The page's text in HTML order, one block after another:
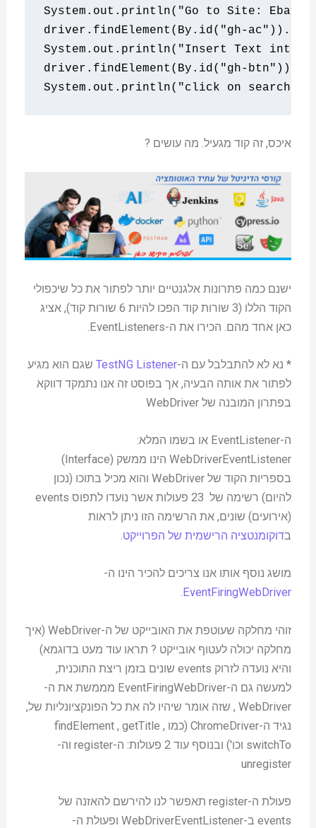
System . out . println( "Go to Site:
driver . findElement ( By . id ( "gh-ac" )).
System . out . println( "Insert Text into
driver . findElement ( By . id ( "gh-btn" )).
System . out . println( "click on search
איכס, זה קוד מגעיל. מה עושים ?
ישנם כמה פתרונות אלגנטיים יותר לפתור את כל שיכפולי
הקוד הללו (3 שורות קוד הפכו להיות 6 שורות קוד), אציג
כאן אחד מהם. הכירו את ה-EventListeners.
* נא לא להתבלבל עם ה-TestNG Listener שגם הוא מגיע
לפתור את אותה הבעיה, אך בפוסט זה אנו נתמקד דווקא
בפתרון המובנה של WebDriver
ה-EventListener או בשמו המלא:
WebDriverEventListener הינו ממשק (Interface)
בספריות הקוד של WebDriver והוא מכיל בתוכו (נכון
להיום) רשימה של 23 פעולות אשר נועדו לתפוס events
(אירועים) שונים, את הרשימה הזו ניתן לראות
בדוקומנטציה הרישמית של הפרוייקט.
מושג נוסף אותו אנו צריכים להכיר הינו ה-
EventFiringWebDriver
.
זוהי מחלקה שעוטפת את האובייקט של ה-WebDriver (איך
מחלקה יכולה לעטוף אובייקט ? תראו עוד מעט בדוגמא)
והיא נועדה לזרוק events שונים בזמן ריצת התוכנית,
למעשה גם ה-EventFiringWebDriver מממשת את ה-
WebDriver , שזה אומר שיהיו לה את כל הפונקציונליות של,
נגיד ה-ChromeDriver (כמו findElement , getTitle ,
switchTo וכו') ובנוסף עוד 2 פעולות: ה-register וה-
unregister
פעולת ה-register תאפשר לנו להירשם להאזנה של
events ב-WebDriverEventListener ופעולת ה-